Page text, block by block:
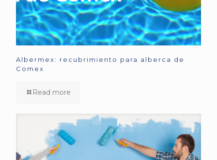
Albermex: recubrimiento para alberca de
Comex
Read more